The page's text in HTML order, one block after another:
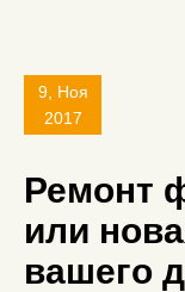
9, Ноя
2017
Ремонт
или
вашего